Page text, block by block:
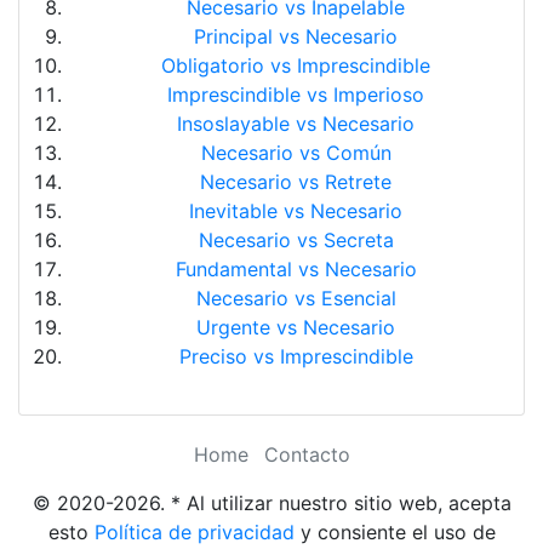
Necesario vs Inapelable
Principal vs Necesario
Obligatorio vs Imprescindible
Imprescindible vs Imperioso
Insoslayable vs Necesario
Necesario vs Común
Necesario vs Retrete
Inevitable vs Necesario
Necesario vs Secreta
Fundamental vs Necesario
Necesario vs Esencial
Urgente vs Necesario
Preciso vs Imprescindible
Home
Contacto
© 2020-2026. * Al utilizar nuestro sitio web, acepta
esto Política de privacidad y consiente el uso de